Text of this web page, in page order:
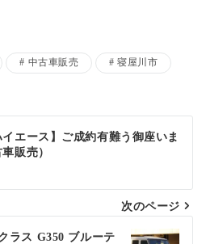
中古車販売 寝屋川市
イエース】ご成約有難う御座いま
販売）
次のページ
ラス G350 ブルーテ